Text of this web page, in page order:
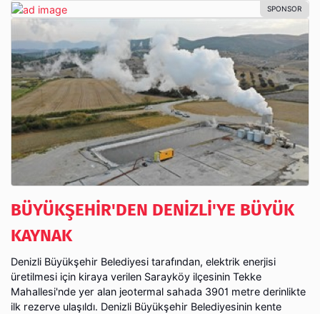
BÜYÜKŞEHİR'DEN DENİZLİ'YE BÜYÜK
KAYNAK
Denizli Büyükşehir Belediyesi tarafından, elektrik enerjisi
üretilmesi için kiraya verilen Sarayköy ilçesinin Tekke
Mahallesi'nde yer alan jeotermal sahada 3901 metre derinlikte
ilk rezerve ulaşıldı. Denizli Büyükşehir Belediyesinin kente